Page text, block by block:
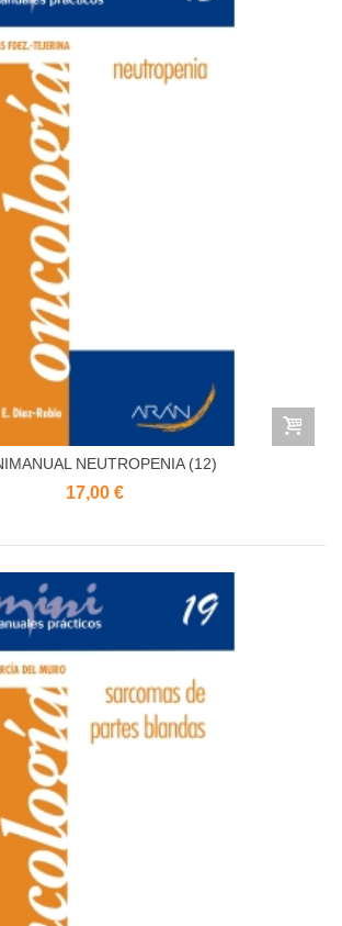
NEUTROPENIA (12)
17,00 €